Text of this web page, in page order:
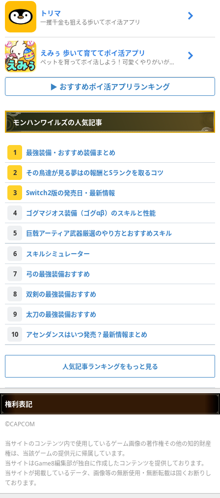
トリマ
一攫千金も狙える歩いてポイ活アプリ
えみぅ 歩いて育ててポイ活アプリ
ペットを育ってポイ活しよう！可愛くやりがいがある新感覚アプリ
おすすめポイ活アプリランキング
モンハンワイルズの人気記事
1 最強装備・おすすめ装備まとめ
2 その鳥達が見る夢はの報酬とSランクを取るコツ
3 Switch2版の発売日・最新情報
4 ゴグマジオス装備（ゴグαβ）のスキルと性能
5 巨戟アーティア武器厳選のやり方とおすすめスキル
6 スキルシミュレーター
7 弓の最強装備おすすめ
8 双剣の最強装備おすすめ
9 太刀の最強装備おすすめ
10 アセンダンスはいつ発売？最新情報まとめ
人気記事ランキングをもっと見る
権利表記
©CAPCOM
当サイトのコンテンツ内で使用しているゲーム画像の著作権その他の知的財産
権は、当該ゲームの提供元に帰属しています。
当サイトはGame8編集部が独自に作成したコンテンツを提供しております。
当サイトが掲載しているデータ、画像等の無断使用・無断転載は固くお断りし
ております。